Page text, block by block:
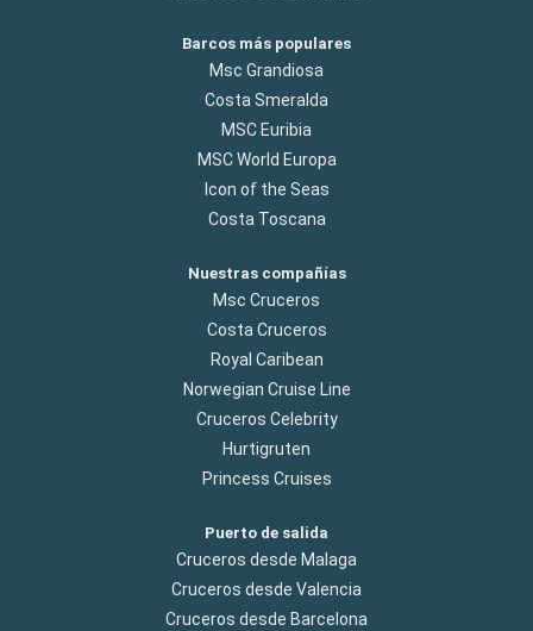
Barcos más populares
Msc Grandiosa
Costa Smeralda
MSC Euribia
MSC World Europa
Icon of the Seas
Costa Toscana
Nuestras compañías
Msc Cruceros
Costa Cruceros
Royal Caribean
Norwegian Cruise Line
Cruceros Celebrity
Hurtigruten
Princess Cruises
Puerto de salida
Cruceros desde Malaga
Cruceros desde Valencia
Cruceros desde Barcelona